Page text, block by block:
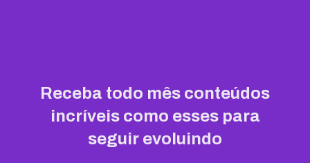
Receba todo mês conteúdos
incríveis como esses para
seguir evoluindo